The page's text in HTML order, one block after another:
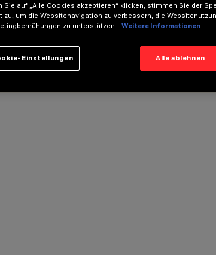
Sie auf „Alle Cookies akzeptieren“ klicken, stimmen Sie der
zu, um die Websitenavigation zu verbessern, die
zu unterstützen.
Weitere Informationen
Alle ablehnen
Einstellungen